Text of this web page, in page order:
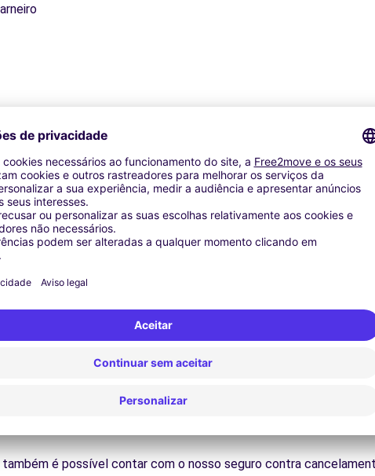
na cidade do Porto. O parking localiza-se nas
e o estacionamento, dessa maneira poderás relaxar e apenas
sempre com as melhores tarifas do mercado, geralmente
parques de estacionamento cobertos ou descobertos em
onde estarás hospedado e o seu destino.
diversos serviços como seguro cancelamento. Fora
melhores tarifas para guardar o seu carro, além de disponibilizar
que venhas a ter.
é o aluguel do carro próprio, a grande vantagem disso é que o
ótima opção para quem vai viajar por muito tempo, deseja
é possível contar com o nosso seguro contra